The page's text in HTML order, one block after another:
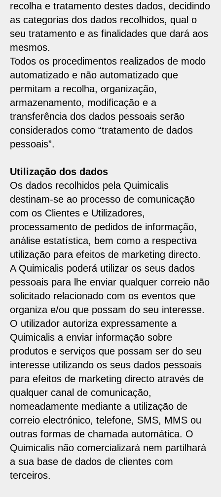
recolha e tratamento destes dados, decidindo
as categorias dos dados recolhidos, qual o
seu tratamento e as finalidades que dará aos
mesmos.
Todos os procedimentos realizados de modo
automatizado e não automatizado que
permitam a recolha, organização,
armazenamento, modificação e a
transferência dos dados pessoais serão
considerados como “tratamento de dados
pessoais”.
Utilização dos dados
Os dados recolhidos pela Quimicalis
destinam-se ao processo de comunicação
com os Clientes e Utilizadores,
processamento de pedidos de informação,
análise estatística, bem como a respectiva
utilização para efeitos de marketing directo.
A Quimicalis poderá utilizar os seus dados
pessoais para lhe enviar qualquer correio não
solicitado relacionado com os eventos que
organiza e/ou que possam do seu interesse.
O utilizador autoriza expressamente a
Quimicalis a enviar informação sobre
produtos e serviços que possam ser do seu
interesse utilizando os seus dados pessoais
para efeitos de marketing directo através de
qualquer canal de comunicação,
nomeadamente mediante a utilização de
correio electrónico, telefone, SMS, MMS ou
outras formas de chamada automática. O
Quimicalis não comercializará nem partilhará
a sua base de dados de clientes com
terceiros.